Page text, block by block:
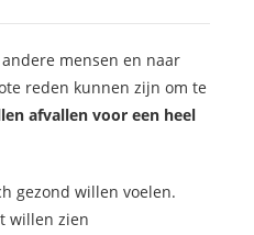
mensen en naar
reden kunnen zijn om te
afvallen voor een heel
gezond willen voelen.
willen zien